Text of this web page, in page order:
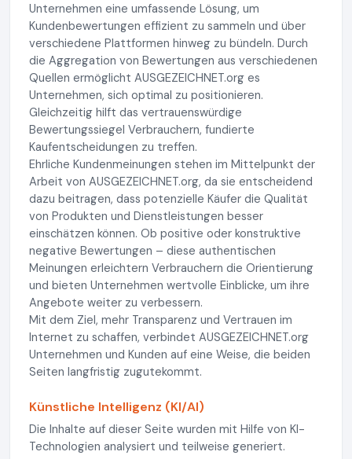
Unternehmen eine umfassende Lösung, um
Kundenbewertungen effizient zu sammeln und über
verschiedene Plattformen hinweg zu bündeln. Durch
die Aggregation von Bewertungen aus verschiedenen
Quellen ermöglicht AUSGEZEICHNET.org es
Unternehmen, sich optimal zu positionieren.
Gleichzeitig hilft das vertrauenswürdige
Bewertungssiegel Verbrauchern, fundierte
Kaufentscheidungen zu treffen.
Ehrliche Kundenmeinungen stehen im Mittelpunkt der
Arbeit von AUSGEZEICHNET.org, da sie entscheidend
dazu beitragen, dass potenzielle Käufer die Qualität
von Produkten und Dienstleistungen besser
einschätzen können. Ob positive oder konstruktive
negative Bewertungen – diese authentischen
Meinungen erleichtern Verbrauchern die Orientierung
und bieten Unternehmen wertvolle Einblicke, um ihre
Angebote weiter zu verbessern.
Mit dem Ziel, mehr Transparenz und Vertrauen im
Internet zu schaffen, verbindet AUSGEZEICHNET.org
Unternehmen und Kunden auf eine Weise, die beiden
Seiten langfristig zugutekommt.
Künstliche Intelligenz (KI/AI)
Die Inhalte auf dieser Seite wurden mit Hilfe von KI-
Technologien analysiert und teilweise generiert.